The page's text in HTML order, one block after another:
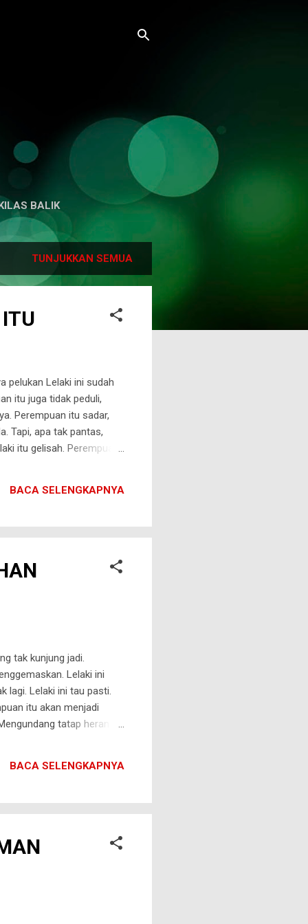
BALIK
TUNJUKKAN SEMUA
pelukan Lelaki ini sudah
itu juga tidak peduli,
Perempuan itu sadar,
Tapi, apa tak pantas,
itu gelisah. Perempuan
Cinta Lelaki ini dan
BACA SELENGKAPNYA
tak kunjung jadi.
Lelaki ini
lagi. Lelaki ini tau pasti.
itu akan menjadi
tatap heran
menuju pos jaga.
BACA SELENGKAPNYA